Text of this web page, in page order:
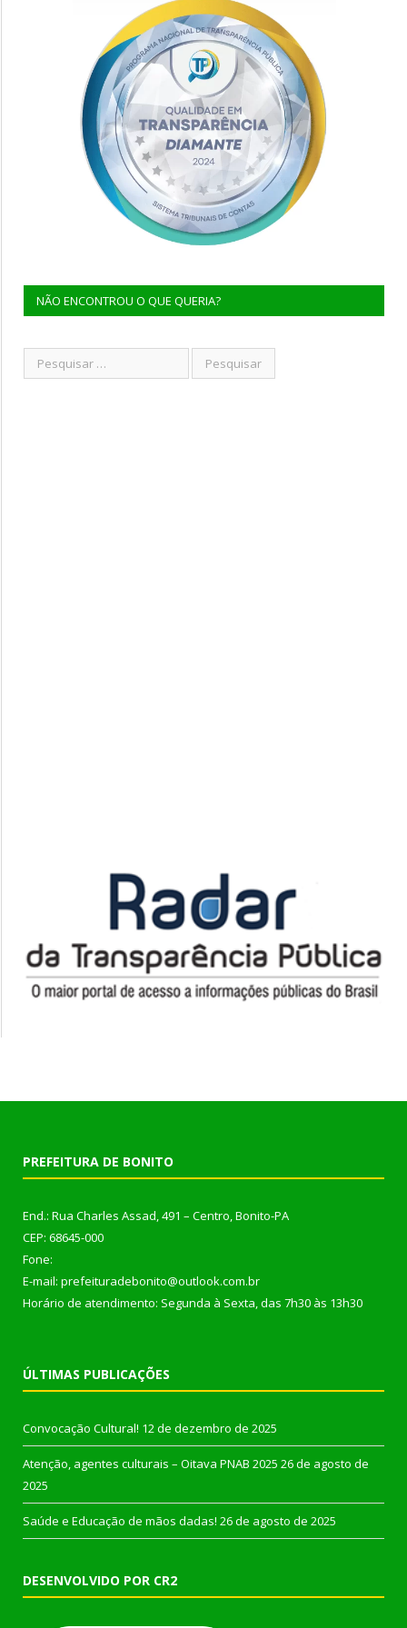
NÃO ENCONTROU O QUE QUERIA?
PREFEITURA DE BONITO
End.: Rua Charles Assad, 491 – Centro, Bonito-PA
CEP: 68645-000
Fone:
E-mail: prefeituradebonito@outlook.com.br
Horário de atendimento: Segunda à Sexta, das 7h30 às 13h30
ÚLTIMAS PUBLICAÇÕES
Convocação Cultural! 12 de dezembro de 2025
Atenção, agentes culturais – Oitava PNAB 2025 26 de agosto de
2025
Saúde e Educação de mãos dadas! 26 de agosto de 2025
DESENVOLVIDO POR CR2